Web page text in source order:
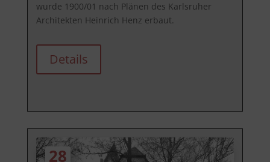
wurde 1900/01 nach Plänen des Karlsruher
Architekten Heinrich Henz erbaut.
Details
28